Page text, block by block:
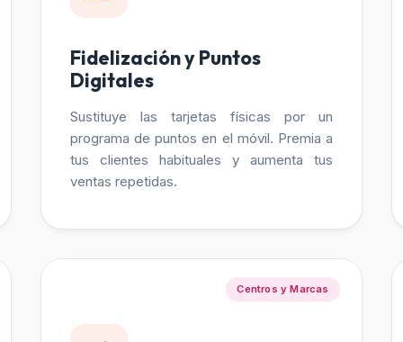
Fidelización y Puntos
Digitales
Sustituye las tarjetas físicas por un
programa de puntos en el móvil. Premia a
tus clientes habituales y aumenta tus
ventas repetidas.
Centros y Marcas